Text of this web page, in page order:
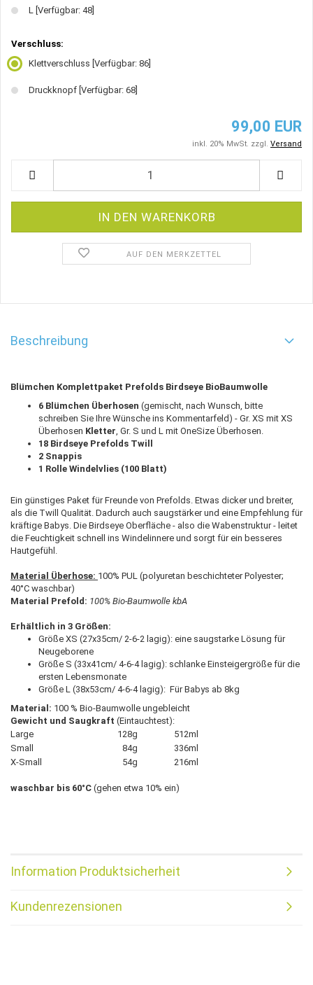
L [Verfügbar: 48]
Verschluss:
Klettverschluss [Verfügbar: 86]
Druckknopf [Verfügbar: 68]
99,00 EUR
inkl. 20% MwSt. zzgl. Versand
AUF DEN MERKZETTEL
Beschreibung
Blümchen Komplettpaket Prefolds Birdseye BioBaumwolle
6 Blümchen Überhosen (gemischt, nach Wunsch, bitte
schreiben Sie Ihre Wünsche ins Kommentarfeld) - Gr. XS mit XS
Überhosen Kletter , Gr. S und L mit OneSize Überhosen.
18 Birdseye Prefolds Twill
2 Snappis
1 Rolle Windelvlies (100 Blatt)
Ein günstiges Paket für Freunde von Prefolds. Etwas dicker und breiter,
als die Twill Qualität. Dadurch auch saugstärker und eine Empfehlung für
kräftige Babys. Die Birdseye Oberfläche - also die Wabenstruktur - leitet
die Feuchtigkeit schnell ins Windelinnere und sorgt für ein besseres
Hautgefühl.
Material Überhose: 100% PUL (polyuretan beschichteter Polyester;
40°C waschbar)
Material Prefold: 100% Bio-Baumwolle kbA
Erhältlich in 3 Größen:
Größe XS (27x35cm/ 2-6-2 lagig): eine saugstarke Lösung für
Neugeborene
Größe S (33x41cm/ 4-6-4 lagig): schlanke Einsteigergröße für die
ersten Lebensmonate
Größe L (38x53cm/ 4-6-4 lagig): Für Babys ab 8kg
Material: 100 % Bio-Baumwolle ungebleicht
Gewicht und Saugkraft (Eintauchtest):
Large
128g
512ml
Small
84g
336ml
X-Small
54g 216ml
waschbar bis 60°C (gehen etwa 10% ein)
Information Produktsicherheit
Kundenrezensionen